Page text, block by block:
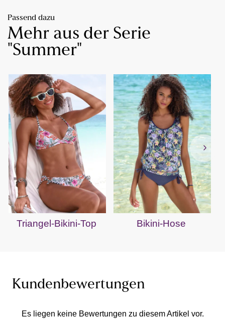
Passend dazu
Mehr aus der Serie
"Summer"
Triangel-Bikini-Top Bikini-Hose
Kundenbewertungen
Es liegen keine Bewertungen zu diesem Artikel vor.